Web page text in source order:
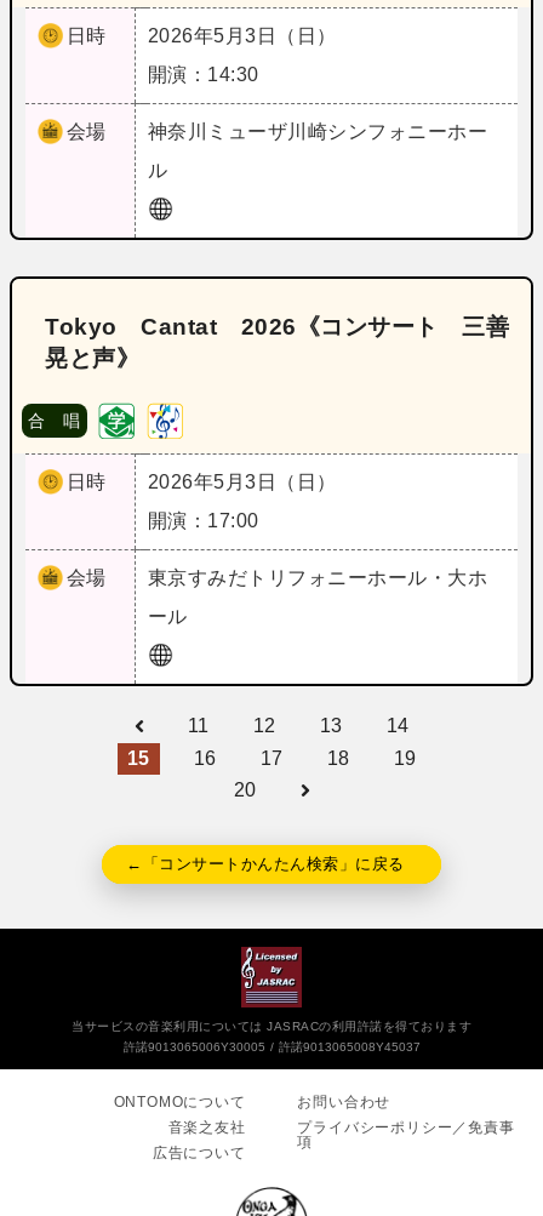
日時
2026年5月3日（日）
開演：14:30
会場 神奈川
ミューザ川崎シンフォニーホー
ル
Tokyo Cantat 2026《コンサート 三善
晃と声》
合 唱
日時
2026年5月3日（日）
開演：17:00
会場 東京すみだトリフォニーホール・大ホ
ール
11 12 13
14
15
16 17 18
19
20
←「コンサートかんたん検索」に戻る
当サービスの音楽利用については JASRACの利用許諾を得ております
許諾9013065006Y30005
許諾9013065008Y45037
ONTOMOについて
音楽之友社
広告について
お問い合わせ
プライバシーポリシー／免責事
項